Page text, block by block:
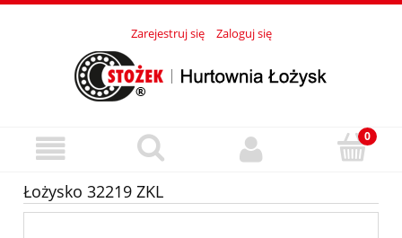
Zarejestruj się Zaloguj się
Łożysko 32219 ZKL